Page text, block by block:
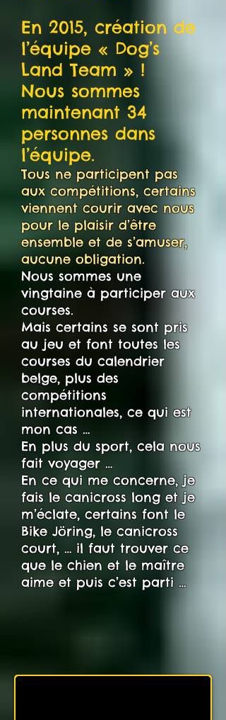
En 2015, création de
l’équipe « Dog’s
Land Team » !
Nous sommes
maintenant 34
personnes dans
l’équipe.
Tous ne participent pas
aux compétitions, certains
viennent courir avec nous
pour le plaisir d’être
ensemble et de s’amuser,
aucune obligation.
Nous sommes une
vingtaine à participer aux
courses.
Mais certains se sont pris
au jeu et font toutes les
courses du calendrier
belge, plus des
compétitions
internationales, ce qui est
mon cas …
En plus du sport, cela nous
fait voyager …
En ce qui me concerne, je
fais le canicross long et je
m’éclate, certains font le
Bike Jöring, le canicross
court, … il faut trouver ce
que le chien et le maître
aime et puis c’est parti …